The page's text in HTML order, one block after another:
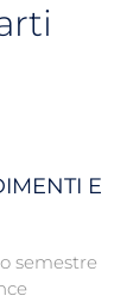
E
semestre